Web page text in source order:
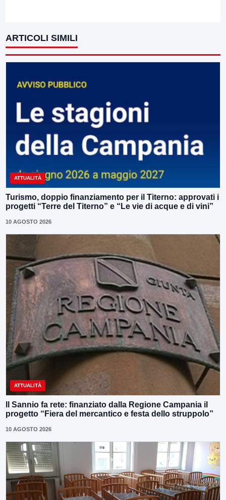
ARTICOLI SIMILI
ATTUALITÀ
Turismo, doppio finanziamento per il Titerno: approvati i
progetti “Terre del Titerno” e “Le vie di acque e di vini”
10 AGOSTO 2026
ATTUALITÀ
ll Sannio fa rete: finanziato dalla Regione Campania il
progetto “Fiera del mercantico e festa dello struppolo”
10 AGOSTO 2026